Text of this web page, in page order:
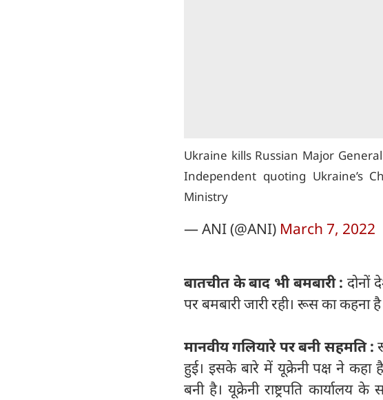
Ukraine kills Russian Major
Independent quoting Ukraine’s
Ministry
— ANI (@ANI) March 7, 2022
बातचीत के बाद भी बमबारी : दोनों
पर बमबारी जारी रही। रूस का कहना
मानवीय गलियारे पर बनी सहमति :
हुई। इसके बारे में यूक्रेनी पक्ष ने कहा
बनी है। यूक्रेनी राष्ट्रपति कार्यालय